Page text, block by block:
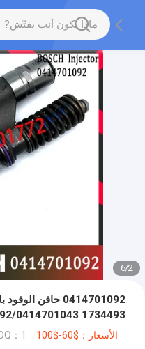
2
/
6
0414701092 حاقن
1734493 0414701092/0414701043 110731
الأسعار：$60-$100 ：1